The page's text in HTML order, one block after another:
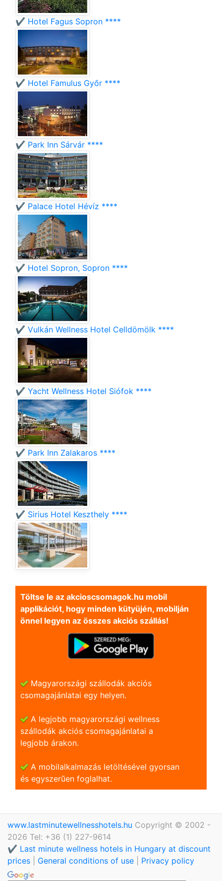
✔️ Hotel Fagus Sopron ****
✔️ Hotel Famulus Győr ****
✔️ Park Inn Sárvár ****
✔️ Palace Hotel Hévíz ****
✔️ Hotel Sopron, Sopron ****
✔️ Vulkán Wellness Hotel Celldömölk ****
✔️ Yacht Wellness Hotel Siófok ****
✔️ Park Inn Zalakaros ****
✔️ Sirius Hotel Keszthely ****
Töltse le az akcioscsomagok.hu mobil
applikációt, hogy minden kütyüjén, mobilján
önnel legyen az összes akciós szállás!
Magyarországi szállodák akciós
csomagajánlatai egy helyen.
A legjobb magyarországi wellness
szállodák akciós csomagajánlatai a
legjobb árakon.
A mobilalkalmazás letöltésével gyorsan
és egyszerũen foglalhat.
www.lastminutewellnesshotels.hu Copyright © 2002 -
2026 Tel: +36 (1) 227-9614
✔️ Last minute wellness hotels in Hungary at discount
prices
General conditions of use Privacy policy